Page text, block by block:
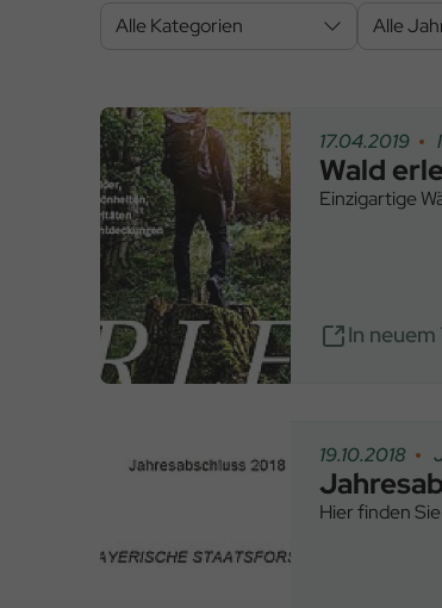
Alle Kategorien Alle
17.04.2019
Wald
Einzigartige
In
19.10.2018
Hier finden